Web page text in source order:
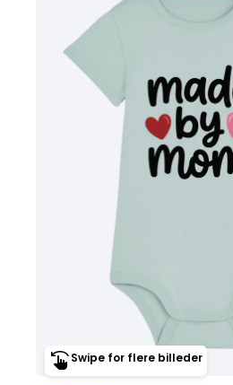
Swipe for flere billeder